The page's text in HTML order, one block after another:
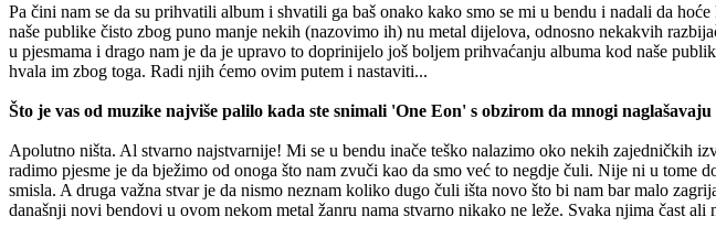
Pa čini nam se da su prihvatili album i shvatili ga baš onako kako smo se mi u bendu i nadali da
naše publike čisto zbog puno manje nekih (nazovimo ih) nu metal dijelova, odnosno nekakvih
u pjesmama i drago nam je da je upravo to doprinijelo još boljem prihvaćanju albuma kod naše
hvala im zbog toga. Radi njih ćemo ovim putem i nastaviti...
Što je vas od muzike najviše palilo kada ste snimali 'One Eon' s obzirom da mnogi
Apolutno ništa. Al stvarno najstvarnije! Mi se u bendu inače teško nalazimo oko nekih zajedničkih
radimo pjesme je da bježimo od onoga što nam zvuči kao da smo već to negdje čuli. Nije ni u
smisla. A druga važna stvar je da nismo neznam koliko dugo čuli išta novo što bi nam bar malo
današnji novi bendovi u ovom nekom metal žanru nama stvarno nikako ne leže. Svaka njima čast ali